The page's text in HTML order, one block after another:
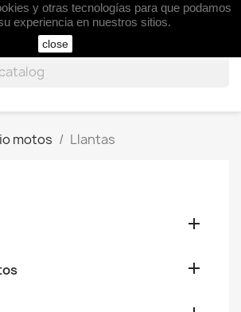
motos Llantas


y otras tecnologías para que podamos
experiencia en nuestros sitios.
close